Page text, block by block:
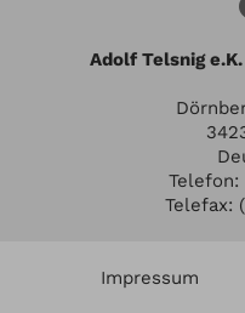
Adolf Telsnig
Telefon:
Telefax:
Impressum